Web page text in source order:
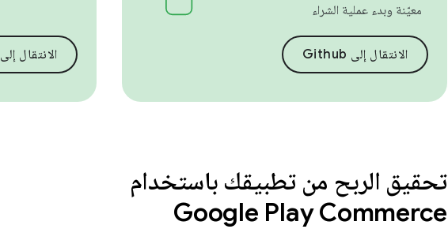
معيّنة وبدء عملية الشراء
الانتقال إلى Github الانتقال إلى Github
تحقيق الربح من تطبيقك باستخدام
Google Play Commerce